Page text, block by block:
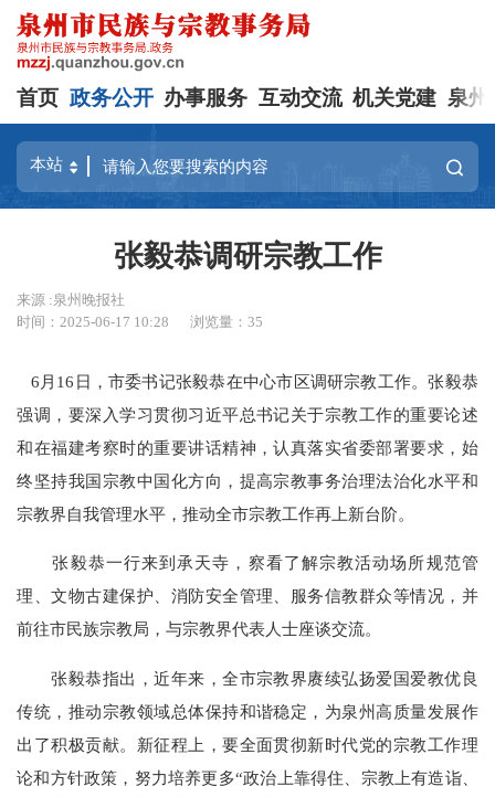
首页 政务公开 办事服务 互动交流 机关党建 泉州
张毅恭调研宗教工作
来源 :泉州晚报社
时间：2025-06-17 10:28
浏览量：35
6月16日，市委书记张毅恭在中心市区调研宗教工作。张毅恭
强调，要深入学习贯彻习近平总书记关于宗教工作的重要论述
和在福建考察时的重要讲话精神，认真落实省委部署要求，始
终坚持我国宗教中国化方向，提高宗教事务治理法治化水平和
宗教界自我管理水平，推动全市宗教工作再上新台阶。
张毅恭一行来到承天寺，察看了解宗教活动场所规范管
理、文物古建保护、消防安全管理、服务信教群众等情况，并
前往市民族宗教局，与宗教界代表人士座谈交流。
张毅恭指出，近年来，全市宗教界赓续弘扬爱国爱教优良
传统，推动宗教领域总体保持和谐稳定，为泉州高质量发展作
出了积极贡献。新征程上，要全面贯彻新时代党的宗教工作理
论和方针政策，努力培养更多“政治上靠得住、宗教上有造诣、